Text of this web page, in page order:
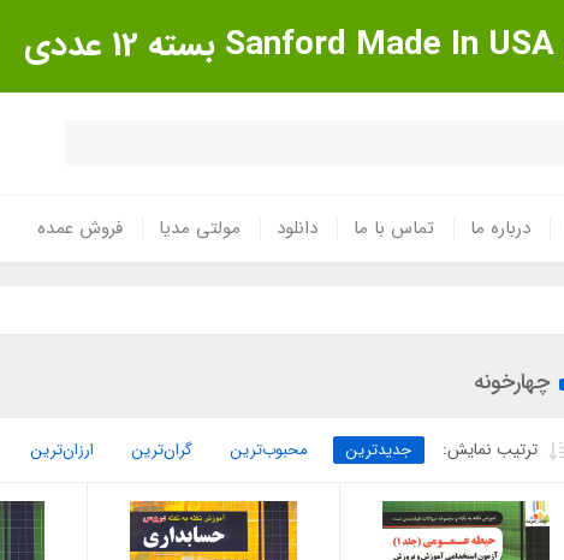
درباره ما تماس با ما دانلود مولتی مدیا فروش عمده
چهارخونه
ترتیب نمایش: جدیدترین محبوب‌ترین گران‌ترین ارزان‌ترین